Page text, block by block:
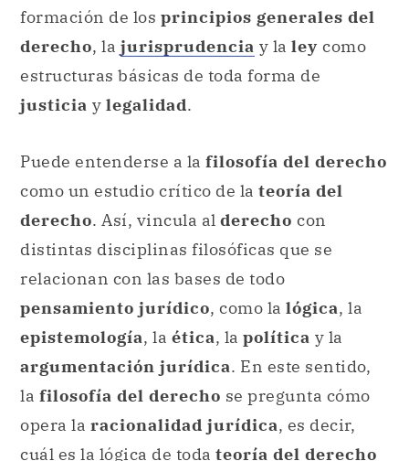
formación de los principios generales del
derecho, la jurisprudencia y la ley como
estructuras básicas de toda forma de
justicia y legalidad.
Puede entenderse a la filosofía del derecho
como un estudio crítico de la teoría del
derecho. Así, vincula al derecho con
distintas disciplinas filosóficas que se
relacionan con las bases de todo
pensamiento jurídico, como la lógica, la
epistemología, la ética, la política y la
argumentación jurídica. En este sentido,
la filosofía del derecho se pregunta cómo
opera la racionalidad jurídica, es decir,
cuál es la lógica de toda teoría del derecho